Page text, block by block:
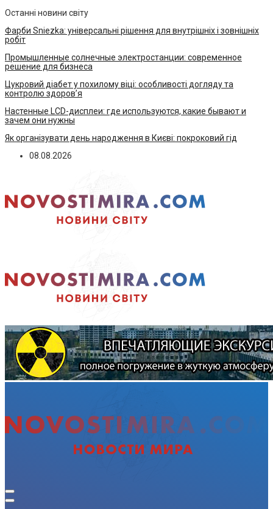
Останні новини світу
Фарби Sniezka: універсальні рішення для внутрішніх і зовнішніх
робіт
Промышленные солнечные электростанции: современное
решение для бизнеса
Цукровий діабет у похилому віці: особливості догляду та
контролю здоров’я
Настенные LCD-дисплеи: где используются, какие бывают и
зачем они нужны
Як організувати день народження в Києві: покроковий гід
08.08.2026